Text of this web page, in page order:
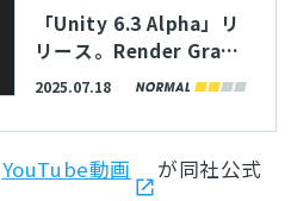
「Unity 6.3 Alpha」リ
リース。Render Graph
がデフォルトで有効化
い将来削除される
2025.07.18
YouTube動画
が同社公式